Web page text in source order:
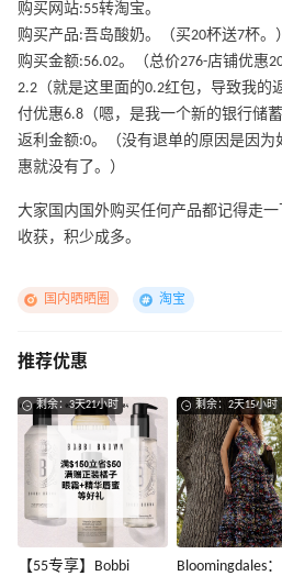
购买网站:55转淘宝。
购买产品:吾岛酸奶。（买20杯送7杯。）
购买金额:56.02。（总价276-店铺优惠
2.2（就是这里面的0.2红包，导致我的
付优惠6.8（嗯，是我一个新的银行储蓄
返利金额:0。（没有退单的原因是因
惠就没有了。）
大家国内国外购买任何产品都记得走
收获，积少成多。
国内晒晒圈 淘宝
推荐优惠
剩余：3天21小时
【55专享】Bobbi
剩余：2天15小时
Bloomingdales